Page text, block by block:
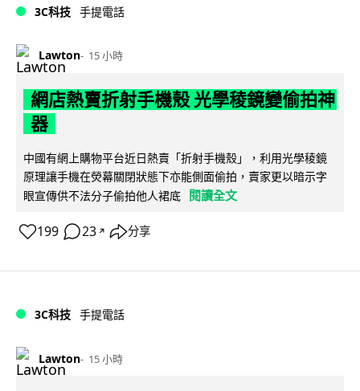
3C科技 手提電話
Lawton 15 小時
網店熱賣折射手機殼 光學稜鏡變偷拍神
器
中國有網上購物平台近日熱賣「折射手機殼」，利用光學稜鏡
原理讓手機在熒幕關閉狀態下亦能側面偷拍，賣家更以暗示字
眼宣傳供不法分子偷拍他人裙底 閱讀全文
199 23 ↗ 分享
3C科技 手提電話
Lawton 15 小時